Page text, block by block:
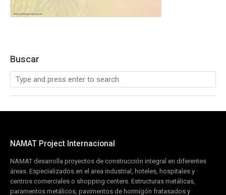
Buscar
NAMAT Project Internacional
NAMAT desarrolla proyectos de construcción integral en diferentes
áreas. Especializados en el area industrial, hoteles, hospitales y
centros comerciales o shopping centers. Estructuras metálicas,
paramentos metálicos, pavimentos de hormigón fratasados y